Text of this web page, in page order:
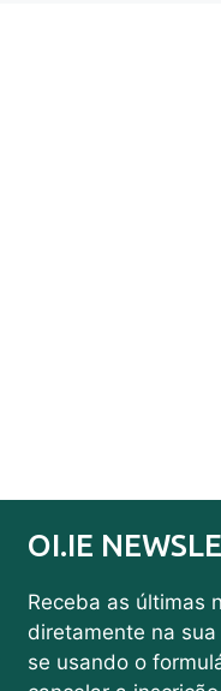
OI.IE
Receba as últimas
diretamente na
se usando o